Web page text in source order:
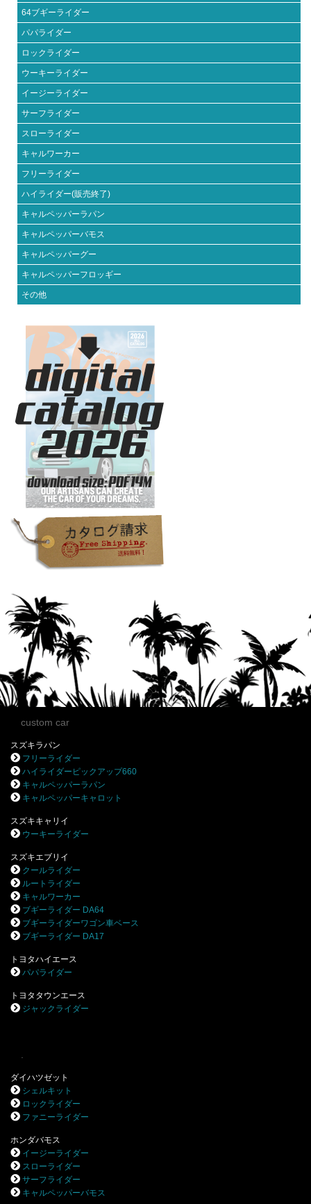
64ブギーライダー
パパライダー
ロックライダー
ウーキーライダー
イージーライダー
サーフライダー
スローライダー
キャルワーカー
フリーライダー
ハイライダー(販売終了)
キャルペッパーラパン
キャルペッパーバモス
キャルペッパーグー
キャルペッパーフロッギー
その他
custom car
スズキラパン
フリーライダー
ハイライダーピックアップ660
キャルペッパーラパン
キャルペッパーキャロット
スズキキャリイ
ウーキーライダー
スズキエブリイ
クールライダー
ルートライダー
キャルワーカー
ブギーライダー DA64
ブギーライダーワゴン車ベース
ブギーライダー DA17
トヨタハイエース
パパライダー
トヨタタウンエース
ジャックライダー
.
ダイハツゼット
シェルキット
ロックライダー
ファニーライダー
ホンダバモス
イージーライダー
スローライダー
サーフライダー
キャルペッパーバモス